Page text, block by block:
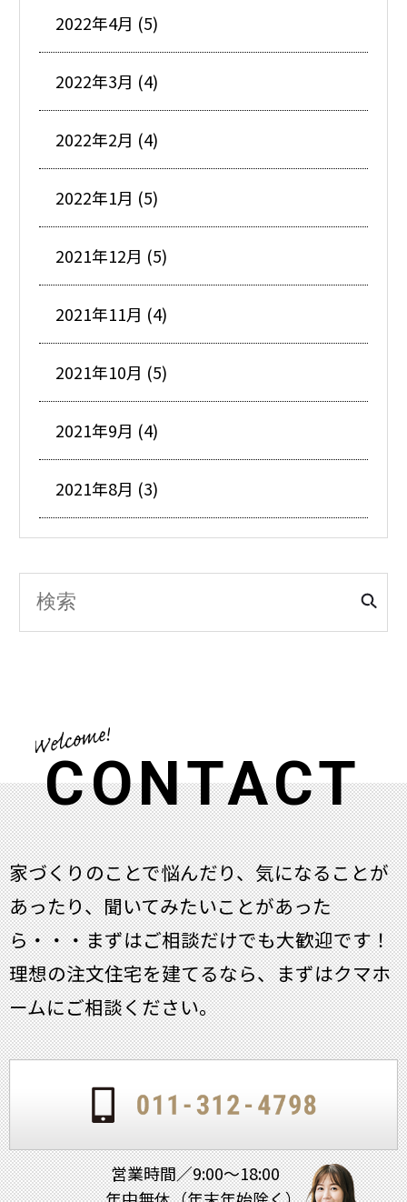
2022年4月 (5)
2022年3月 (4)
2022年2月 (4)
2022年1月 (5)
2021年12月 (5)
2021年11月 (4)
2021年10月 (5)
2021年9月 (4)
2021年8月 (3)
CONTACT
家づくりのことで悩んだり、気になることが
あったり、聞いてみたいことがあった
ら・・・まずはご相談だけでも大歓迎です！
理想の注文住宅を建てるなら、まずはクマホ
ームにご相談ください。
営業時間／9:00～18:00